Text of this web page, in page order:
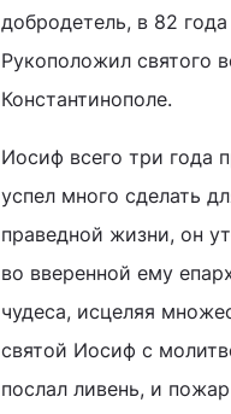
добродетель, в 82
Рукоположил святого
Константинополе.
Иосиф всего три года
успел много сделать
праведной жизни, он
во вверенной ему
чудеса, исцеляя
святой Иосиф с
послал ливень, и